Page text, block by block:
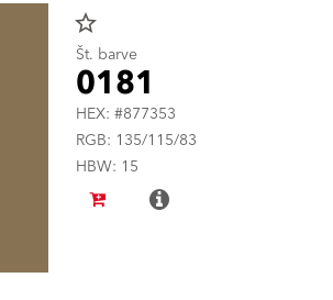
star_border
Št. barve
0181
HEX: #877353
RGB: 135/115/83
HBW: 15